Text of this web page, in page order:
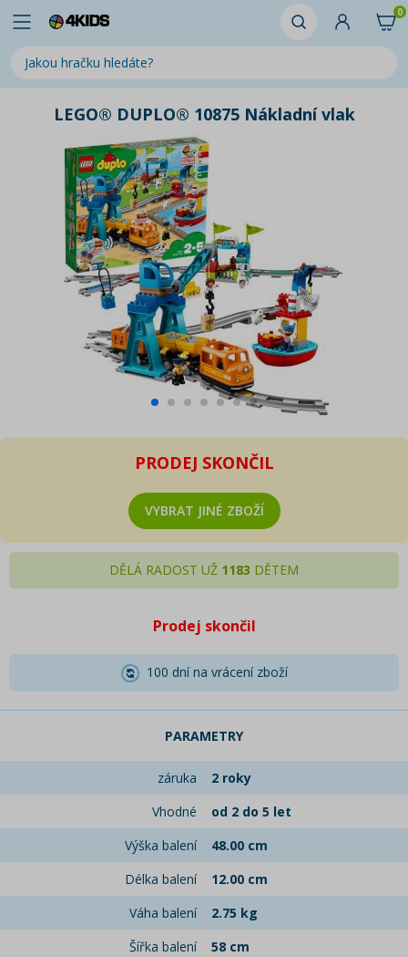
0
LEGO® DUPLO® 10875 Nákladní vlak
PRODEJ SKONČIL
VYBRAT JINÉ ZBOŽÍ
DĚLÁ RADOST UŽ 1183 DĚTEM
Prodej skončil
100 dní na vrácení zboží
PARAMETRY
záruka
2 roky
Vhodné
od 2 do 5 let
Výška balení
48.00 cm
Délka balení
12.00 cm
Váha balení
2.75 kg
Šířka balení
58 cm